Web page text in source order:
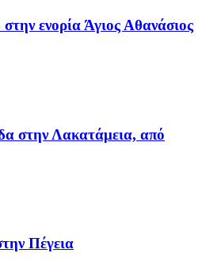
ενορία Άγιος Αθανάσιος
στην Λακατάμεια, από
Πέγεια